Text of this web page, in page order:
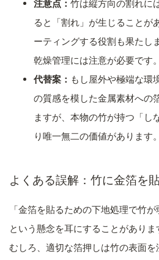
注意点： 竹は縦方向の割れに
ると「割れ」が生じることが
ーティングする役割も果たし
乾燥管理には注意が必要です。
代替案： もし屋外や極端な環
の質感を模した金属素材への
ますが、本物の竹が持つ「し
り唯一無二の価値があります。
よくある誤解：竹に金箔を
「金箔を貼るための下地処理で竹
という懸念を耳にすることがありま
むしろ、適切な箔押しは竹の表面